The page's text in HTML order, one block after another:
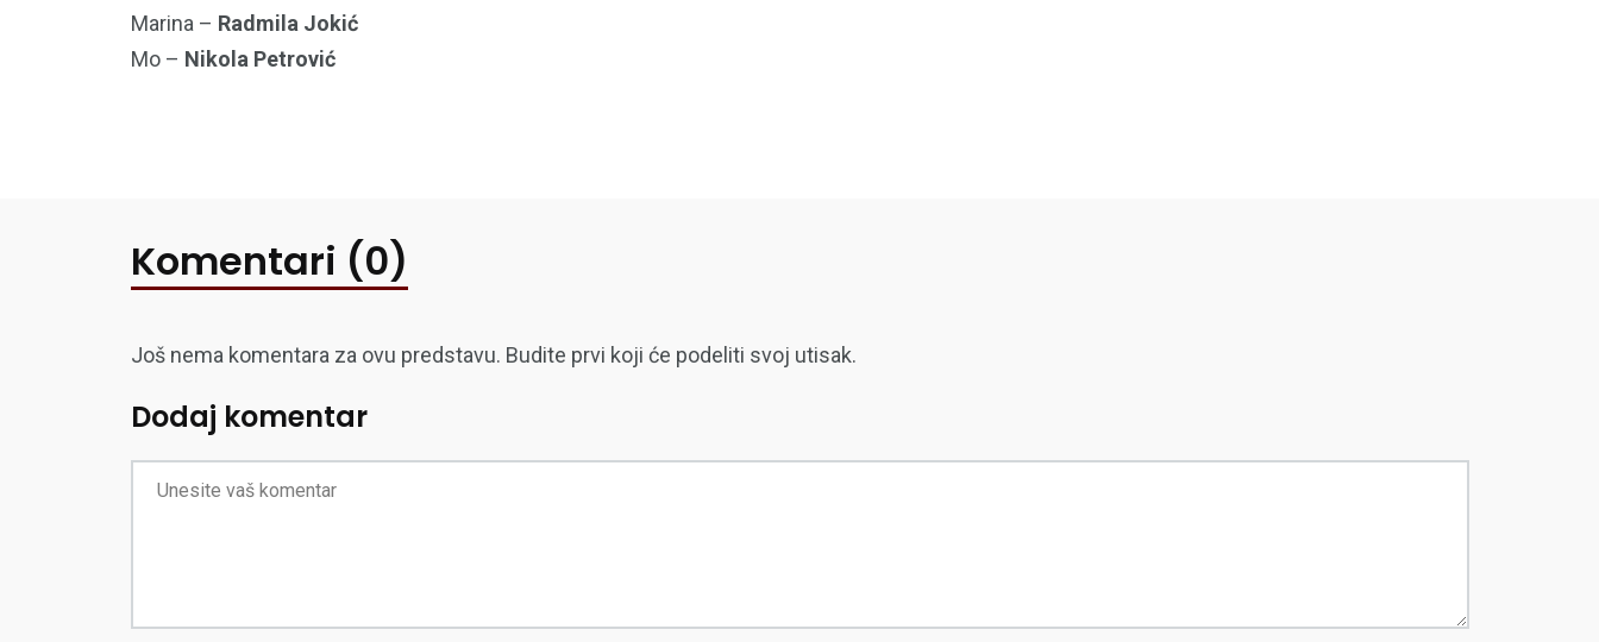
Marina – Radmila Jokić
Mo – Nikola Petrović
Komentari (0)
Još nema komentara za ovu predstavu. Budite prvi koji će podeliti svoj utisak.
Dodaj komentar